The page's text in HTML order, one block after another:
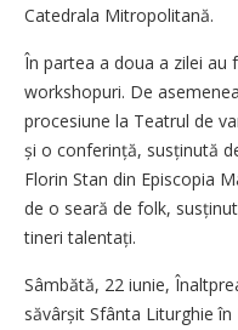
Catedrala Mitropolitană.
În partea a doua a zilei au
workshopuri. De
procesiune la Teatrul de
și o conferință, susținută
Florin Stan din Episcopia
de o seară de folk,
tineri talentați.
Sâmbătă, 22 iunie,
săvârșit Sfânta Liturghie